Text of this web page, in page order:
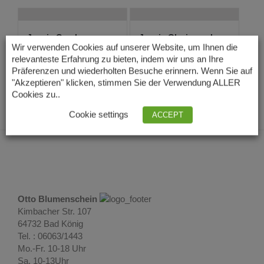
Jaspis Creolen
Ohrringe
29,00€ Lieferzeit: 3 – 5
Tage
Jaspis Ohrringe als
Creolen mit Cl...
28,00€ Lieferzeit: 3 – 5
Tage
Otto Blumenschein
Kimbacher Str. 107
64732 Bad König
Tel. : 06063/1443
Mo.-Fr. 10-18 Uhr
Sa. 10-13Uhr
Wir verwenden Cookies auf unserer Website, um Ihnen die
relevanteste Erfahrung zu bieten, indem wir uns an Ihre
Präferenzen und wiederholten Besuche erinnern. Wenn Sie auf
"Akzeptieren" klicken, stimmen Sie der Verwendung ALLER
Cookies zu..
Cookie settings ACCEPT